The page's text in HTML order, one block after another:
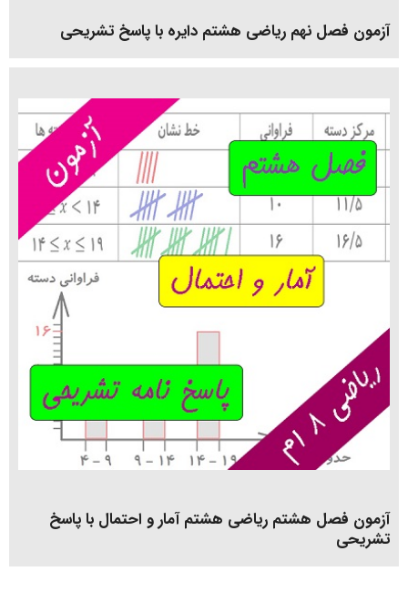
آزمون فصل نهم ریاضی هشتم دایره با پاسخ تشریحی
آزمون فصل هشتم ریاضی هشتم آمار و احتمال با پاسخ
تشریحی